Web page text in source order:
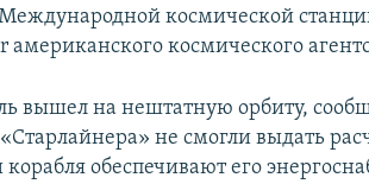
космической
космического
вышел на нештатную орбиту,
не смогли выдать
обеспечивают его